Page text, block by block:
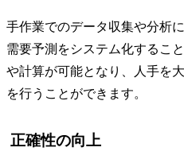
手作業でのデータ収集や分析
需要予測をシステム化するこ
や計算が可能となり、人手を
を行うことができます。
正確性の向上